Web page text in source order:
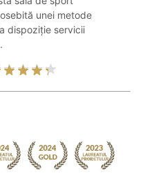
unei metode
dispoziție servicii